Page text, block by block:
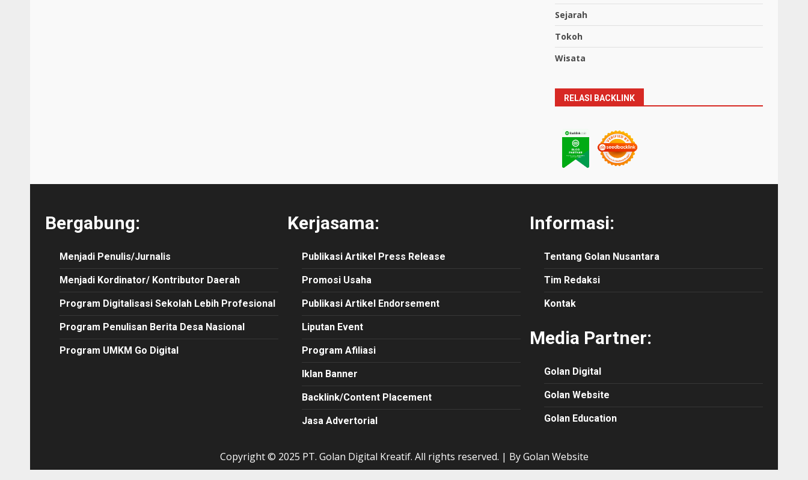
Sejarah
Tokoh
Wisata
RELASI BACKLINK
Bergabung:
Menjadi Penulis/Jurnalis
Menjadi Kordinator/ Kontributor Daerah
Program Digitalisasi Sekolah Lebih Profesional
Program Penulisan Berita Desa Nasional
Program UMKM Go Digital
Kerjasama:
Publikasi Artikel Press Release
Promosi Usaha
Publikasi Artikel Endorsement
Liputan Event
Program Afiliasi
Iklan Banner
Backlink/Content Placement
Jasa Advertorial
Informasi:
Tentang Golan Nusantara
Tim Redaksi
Kontak
Media Partner:
Golan Digital
Golan Website
Golan Education
Copyright © 2025 PT. Golan Digital Kreatif. All rights reserved. | By Golan Website